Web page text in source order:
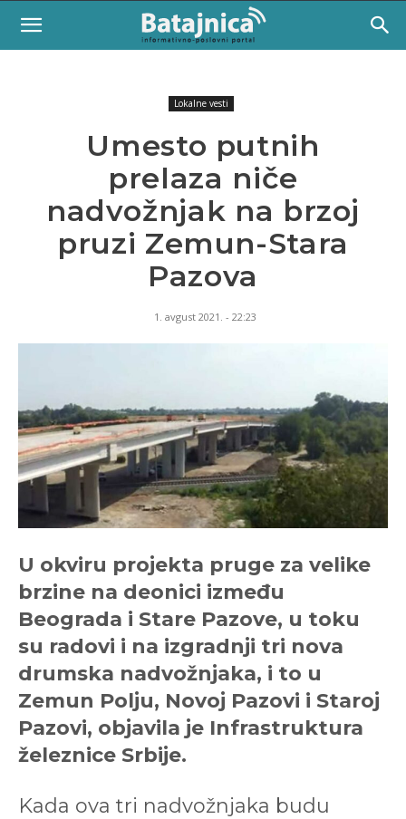
Lokalne vesti
Umesto putnih
prelaza niče
nadvožnjak na brzoj
pruzi Zemun-Stara
Pazova
1. avgust 2021. - 22:23
U okviru projekta pruge za velike
brzine na deonici između
Beograda i Stare Pazove, u toku
su radovi i na izgradnji tri nova
drumska nadvožnjaka, i to u
Zemun Polju, Novoj Pazovi i Staroj
Pazovi, objavila je Infrastruktura
železnice Srbije.
Kada ova tri nadvožnjaka budu